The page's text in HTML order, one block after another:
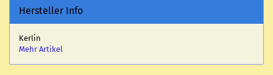
Hersteller Info
Kerlin
Mehr Artikel